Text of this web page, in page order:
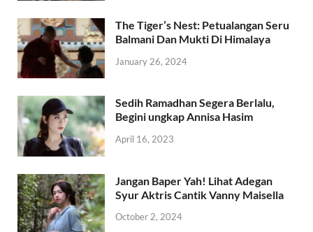
The Tiger’s Nest: Petualangan Seru
Balmani Dan Mukti Di Himalaya
January 26, 2024
Sedih Ramadhan Segera Berlalu,
Begini ungkap Annisa Hasim
April 16, 2023
Jangan Baper Yah! Lihat Adegan
Syur Aktris Cantik Vanny Maisella
October 2, 2024